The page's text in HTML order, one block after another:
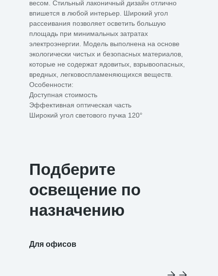
весом. Стильный лаконичный дизайн отлично
впишется в любой интерьер. Широкий угол
рассеивания позволяет осветить большую
площадь при минимальных затратах
электроэнергии. Модель выполнена на основе
экологически чистых и безопасных материалов,
которые не содержат ядовитых, взрывоопасных,
вредных, легковоспламеняющихся веществ.
Особенности:
Доступная стоимость
Эффективная оптическая часть
Широкий угол светового пучка 120°
Подберите
освещение по
назначению
Для офисов